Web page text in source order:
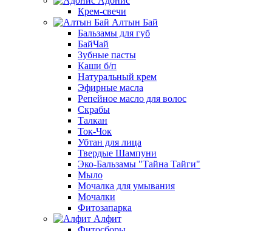
Крем-свечи
Алтын Бай
Бальзамы для губ
БайЧай
Зубные пасты
Каши б/п
Натуральный крем
Эфирные масла
Репейное масло для волос
Скрабы
Талкан
Ток-Чок
Убтан для лица
Твердые Шампуни
Эко-Бальзамы "Тайна Тайги"
Мыло
Мочалка для умывания
Мочалки
Фитозапарка
Алфит